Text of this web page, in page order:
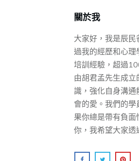
關於我
大家好，我是辰
過我的經歷和心
培訓經驗，超過
由胡君孟先⽣成
識，強化⾃身溝
會的愛。我們的
果你總是帶有負
你，我希望大家透